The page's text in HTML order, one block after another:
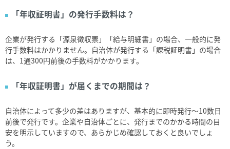
「年収証明書」の発行手数料は？
企業が発行する「源泉徴収票」「給与明細書」の場合、一般的に発
行手数料はかかりません。自治体が発行する「課税証明書」の場合
は、 1通300円前後の手数料がかかります。
「年収証明書」が届くまでの期間は？
自治体によって多少の差はありますが、基本的に即時発行～10数日
前後で発行です。企業や自治体ごとに、発行までのかかる時間の目
安を明示していますので、あらかじめ確認しておくと良いでしょ
う。